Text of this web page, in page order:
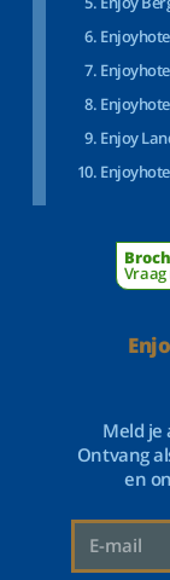
Enjoy
Vraag
Meld je
Ontvang
en